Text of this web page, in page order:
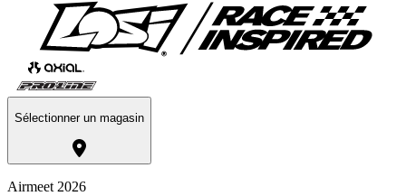
Sélectionner un magasin
Airmeet 2026